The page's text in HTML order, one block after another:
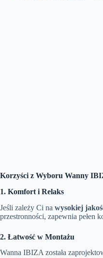
Korzyści z Wyboru Wanny
1. Komfort i Relaks
Jeśli zależy Ci na wysokiej
przestronności, zapewnia pełen
2. Łatwość w Montażu
Wanna IBIZA została